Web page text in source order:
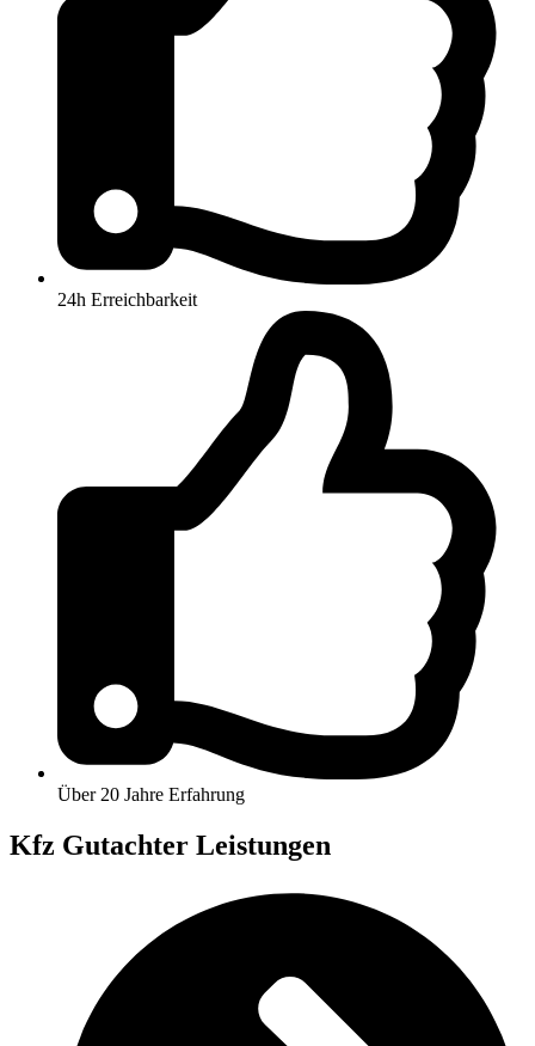
24h Erreichbarkeit
Über 20 Jahre Erfahrung
Kfz Gutachter Leistungen